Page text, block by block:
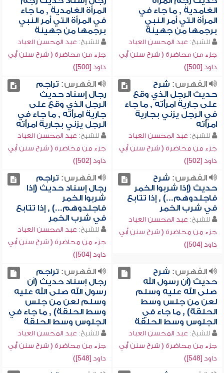
الغامدية , ما جاء في
المرأة التي أمر النبي
برجمها من جهينة
للشيخ: عبد المحسن العباد
جزء من محاضرة ( شرح سنن أبي
داود [500])
المرأة الغامدية , ما جاء
في المرأة التي أمر النبي
برجمها من جهينة
للشيخ: عبد المحسن العباد
جزء من محاضرة ( شرح سنن أبي
داود [500])
الفهرس: شرح
حديث الرجل الذي وقع
على جارية امرأته , ما جاء
في الرجل يزني بجارية
امرأته
للشيخ: عبد المحسن العباد
جزء من محاضرة ( شرح سنن أبي
داود [502])
الفهرس: تراجم
رجال إسناد حديث
الرجل الذي وقع على
جارية امرأته , ما جاء في
الرجل يزني بجارية امرأته
للشيخ: عبد المحسن العباد
جزء من محاضرة ( شرح سنن أبي
داود [502])
الفهرس: شرح
حديث (إذا شربوا الخمر
فاجلدوهم...) , إذا تتابع
في شرب الخمر
للشيخ: عبد المحسن العباد
جزء من محاضرة ( شرح سنن أبي
داود [504])
الفهرس: تراجم
رجال إسناد حديث (إذا
شربوا الخمر
فاجلدوهم...) , إذا تتابع
في شرب الخمر
للشيخ: عبد المحسن العباد
جزء من محاضرة ( شرح سنن أبي
داود [504])
الفهرس: شرح
حديث (أن رسول الله
صلى الله عليه وسلم
لعن من جلس وسط
الحلقة) , ما جاء في
الجلوس وسط الحلقة
للشيخ: عبد المحسن العباد
جزء من محاضرة ( شرح سنن أبي
داود [548])
الفهرس: تراجم
رجال إسناد حديث (أن
رسول الله صلى الله عليه
وسلم لعن من جلس
وسط الحلقة) , ما جاء في
الجلوس وسط الحلقة
للشيخ: عبد المحسن العباد
جزء من محاضرة ( شرح سنن أبي
داود [548])